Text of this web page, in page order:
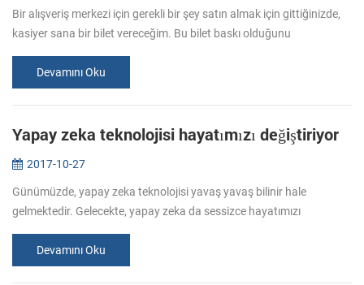
Bir alışveriş merkezi için gerekli bir şey satın almak için gittiğinizde,
kasiyer sana bir bilet vereceğim. Bu bilet baskı olduğunu
Devamını Oku
Yapay zeka teknolojisi hayatımızı değiştiriyor
2017-10-27
Günümüzde, yapay zeka teknolojisi yavaş yavaş bilinir hale
gelmektedir. Gelecekte, yapay zeka da sessizce hayatımızı
yapay zeka makinele...
Devamını Oku